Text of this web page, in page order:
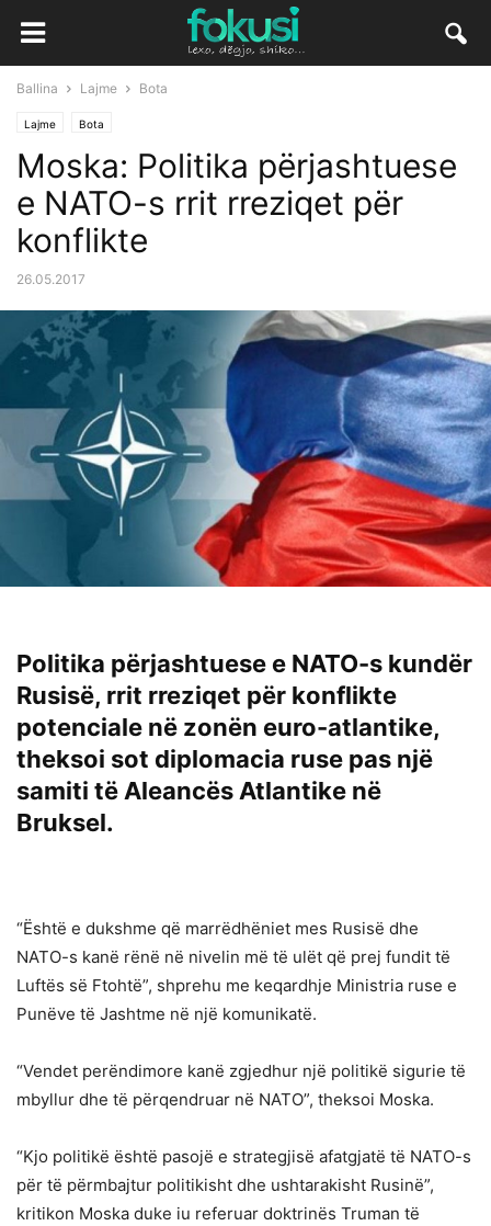
Ballina Lajme Bota
Lajme Bota
Moska: Politika përjashtuese
e NATO-s rrit rreziqet për
konflikte
26.05.2017
Politika përjashtuese e NATO-s kundër
Rusisë, rrit rreziqet për konflikte
potenciale në zonën euro-atlantike,
theksoi sot diplomacia ruse pas një
samiti të Aleancës Atlantike në
Bruksel.
“Është e dukshme që marrëdhëniet mes Rusisë dhe
NATO-s kanë rënë në nivelin më të ulët që prej fundit të
Luftës së Ftohtë”, shprehu me keqardhje Ministria ruse e
Punëve të Jashtme në një komunikatë.
“Vendet perëndimore kanë zgjedhur një politikë sigurie të
mbyllur dhe të përqendruar në NATO”, theksoi Moska.
“Kjo politikë është pasojë e strategjisë afatgjatë të NATO-s
për të përmbajtur politikisht dhe ushtarakisht Rusinë”,
kritikon Moska duke iu referuar doktrinës Truman të